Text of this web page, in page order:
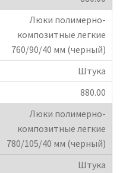
Люки полимерно-
композитные легкие
760/90/40 мм (черный)
Штука
880.00
Люки полимерно-
композитные легкие
780/105/40 мм (черный)
Штука